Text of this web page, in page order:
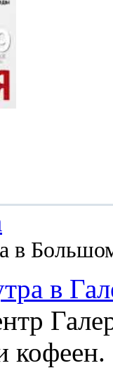
в
в
кофеен.